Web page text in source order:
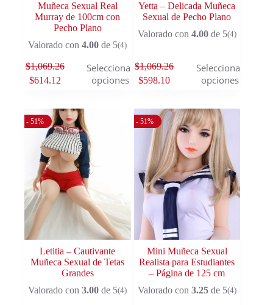
Muñeca Sexual Real
Murray de 100cm con
Pecho Plano
Valorado con4.00 de 5(4)
$1,069.26
$614.12
Seleccionar
opciones
Yetta – Delicada Muñeca
Sexual de Pecho Plano
Valorado con 4.00de 5(4)
$1,069.26
$598.10
Seleccionar
opciones
- 51%
Letitia – Cautivante
Muñeca Sexual de Tetas
Grandes
Valorado con3.00 de 5(4)
- 51%
Mini Muñeca Sexual
Realista para Estudiantes
– Página de 125 cm
Valorado con 3.25de 5(4)